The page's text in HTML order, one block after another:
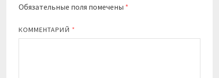
Обязательные поля помечены *
КОММЕНТАРИЙ *